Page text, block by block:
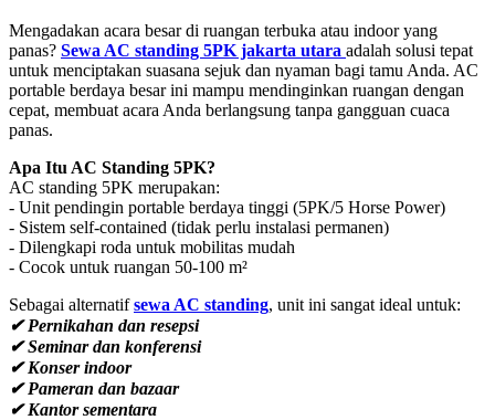
Mengadakan acara besar di ruangan terbuka atau indoor yang
panas? Sewa AC standing 5PK jakarta utara adalah solusi tepat
untuk menciptakan suasana sejuk dan nyaman bagi tamu Anda. AC
portable berdaya besar ini mampu mendinginkan ruangan dengan
cepat, membuat acara Anda berlangsung tanpa gangguan cuaca
panas.
Apa Itu AC Standing 5PK?
AC standing 5PK merupakan:
- Unit pendingin portable berdaya tinggi (5PK/5 Horse Power)
- Sistem self-contained (tidak perlu instalasi permanen)
- Dilengkapi roda untuk mobilitas mudah
- Cocok untuk ruangan 50-100 m²
Sebagai alternatifsewa AC standing, unit ini sangat ideal untuk:
✔ Pernikahan dan resepsi
✔ Seminar dan konferensi
✔ Konser indoor
✔ Pameran dan bazaar
✔ Kantor sementara